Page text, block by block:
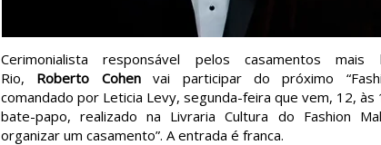
Cerimonialista responsável pelos casamentos mais
Rio, Roberto Cohenvai participar do próximo
comandado por Leticia Levy, segunda-feira que vem, 12, às
bate-papo, realizado na Livraria Cultura do Fashion
organizar um casamento”. A entrada é franca.